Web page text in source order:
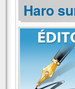
Haro